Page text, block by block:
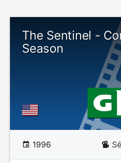
The Sentinel -
Season
1996